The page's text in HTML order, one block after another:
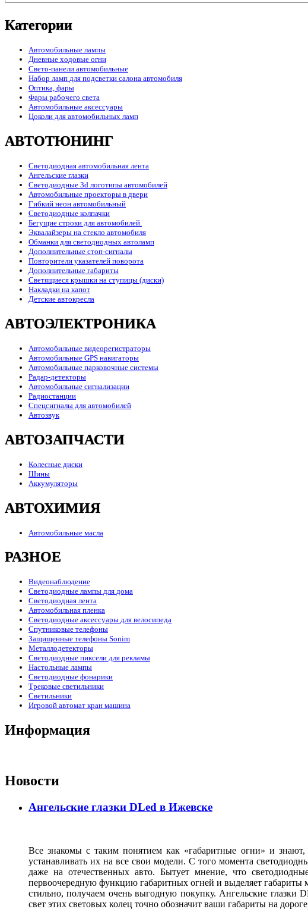
Категории
Автомобильные лампы
Дневные ходовые огни
Свето-панели автомобильные
Набор ламп для подсветки салона автомобиля
Оптика, фары
Фары рабочего света
Автомобильные аксессуары
Цоколи для автомобильных ламп
АВТОТЮНИНГ
Светодиодная автомобильная лента
Ангельские глазки
Светодиодные 3d логотипы автомобилей
Автомобильные проекторы в двери
Гибкий неон автомобильный
Светодиодные колпачки
Бегущие строки для автомобилей.
Эквалайзеры на стекло автомобиля
Обманки для светодиодных автоламп
Дополнительные стоп-сигналы
Повторители указателей поворота
Дополнительные габариты
Светящиеся крышки на ступицы (диски)
Накладки на капот
Детские автокресла
АВТОЭЛЕКТРОНИКА
Автомобильные видеорегистраторы
Автомобильные GPS навигаторы
Автомобильные парковочные системы
Радар-детекторы
Автомобильные сигнализации
Радиостанции
Спецсигналы для автомобилей
Автозвук
АВТОЗАПЧАСТИ
Колесные диски
Шины
Аккумуляторы
АВТОХИМИЯ
Автомобильные масла
РАЗНОЕ
Видеонаблюдение
Светодиодные лампы для дома
Светодиодная лента
Автомобильная пленка
Светодиодные аксессуары для велосипеда
Спутниковые телефоны
Защищенные телефоны Sonim
Металлодетекторы
Светодиодные пиксели для рекламы
Настольные лампы
Светодиодные фонарики
Трековые светильники
Светильники
Игровой автомат кран машина
Информация
Новости
Ангельские глазки DLed в Ижевске
Все знакомы с таким понятием как «габаритные огни» и
устанавливать их на все свои модели. С того момента
даже на отечественных авто. Бытует мнение, что
первоочередную функцию габаритных огней и выделяет
стильно, получаем очень выгодную покупку. Ангельские глазки
свет этих световых колец точно обозначит ваши габариты на